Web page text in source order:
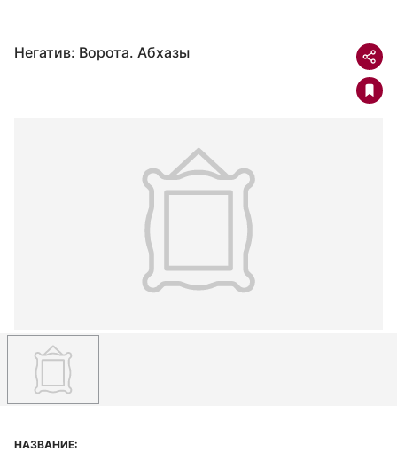
Негатив: Ворота. Абхазы
НАЗВАНИЕ: